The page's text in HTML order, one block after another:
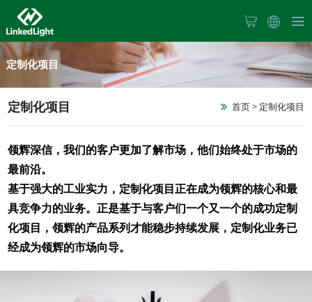
定制化项目
定制化项目 首页> 定制化项目
领辉深信，我们的客户更加了解市场，他们始终处于市场的
最前沿。
基于强大的工业实力，定制化项目正在成为领辉的核心和最
具竞争力的业务。正是基于与客户们一个又一个的成功定制
化项目，领辉的产品系列才能稳步持续发展，定制化业务已
经成为领辉的市场向导。
首
我
们
产
品
中
新
闻
产